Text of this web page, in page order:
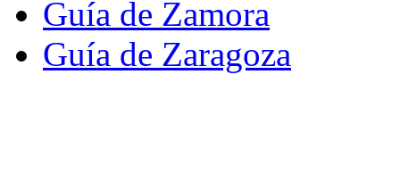
Guía de Zamora
Guía de Zaragoza